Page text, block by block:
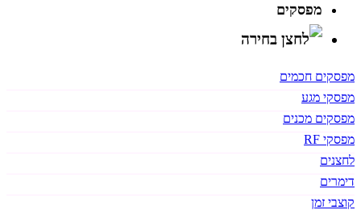
מפסקים
מפסקים חכמים
מפסקי מגע
מפסקים מכנים
מפסקי RF
לחצנים
דימרים
קוצבי זמן